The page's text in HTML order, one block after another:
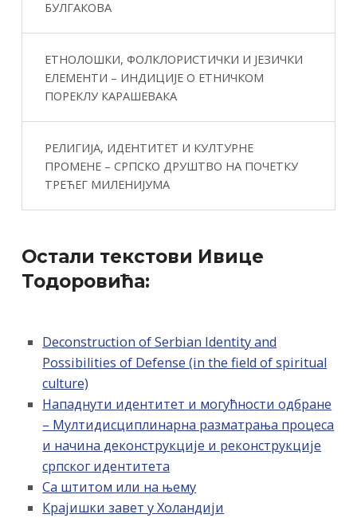
БУЛГАКОВА
ЕТНОЛОШКИ, ФОЛКЛОРИСТИЧКИ И ЈЕЗИЧКИ
ЕЛЕМЕНТИ – ИНДИЦИЈЕ О ЕТНИЧКОМ
ПОРЕКЛУ КАРАШЕВАКА
РЕЛИГИЈА, ИДЕНТИТЕТ И КУЛТУРНЕ
ПРОМЕНЕ – СРПСКО ДРУШТВО НА ПОЧЕТКУ
ТРЕЋЕГ МИЛЕНИЈУМА
Остали текстови Ивице
Тодоровића:
Deconstruction of Serbian Identity and
Possibilities of Defense (in the field of spiritual
culture)
Нападнути идентитет и могућности одбране
– Мултидисциплинарна разматрања процеса
и начина деконструкције и реконструкције
српског идентитета
Са штитом или на њему
Крајишки завет у Холандији